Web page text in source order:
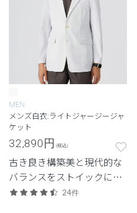
MEN
メンズ白衣:ライトジャージージャ
ケット
32,890円 (税込)
古き良き構築美と現代的な
バランスをストイックに追
求した、クラシコにしか生
24件